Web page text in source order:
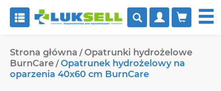
 
Strona główna
Opatrunki hydrożelowe
BurnCare
Opatrunek hydrożelowy na
oparzenia 40x60 cm BurnCare